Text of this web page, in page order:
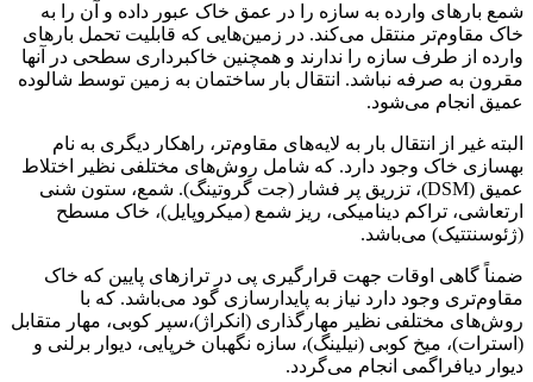
شمع بارهای وارده به سازه را در عمق خاک عبور داده و آن را به
خاک مقاوم‌تر منتقل می‌کند. در زمین‌هایی که قابلیت تحمل بارهای
وارده از طرف سازه را ندارند و همچنین خاکبرداری سطحی در آنها
مقرون به صرفه نباشد. انتقال بار ساختمان به زمین توسط شالوده
عمیق انجام می‌شود.
البته غیر از انتقال بار به لایه‌های مقاوم‌تر، راهکار دیگری به نام
بهسازی خاک وجود دارد. که شامل روش‌های مختلفی نظیر اختلاط
عمیق (DSM)، تزریق پر فشار (جت گروتینگ). شمع، ستون شنی
ارتعاشی، تراکم دینامیکی، ریز شمع (میکروپایل)، خاک مسطح
(ژئوسنتتیک) می‌باشد.
ضمناً گاهی اوقات جهت قرارگیری پی در ترازهای پایین که خاک
مقاوم‌تری وجود دارد نیاز به پایدارسازی گود می‌باشد. که با
روش‌های مختلفی نظیر مهارگذاری (انکراژ)،سپر کوبی، مهار متقابل
(استرات)، میخ کوبی (نیلینگ)، سازه نگهبان خرپایی، دیوار برلنی و
دیوار دیافراگمی انجام می‌گردد.